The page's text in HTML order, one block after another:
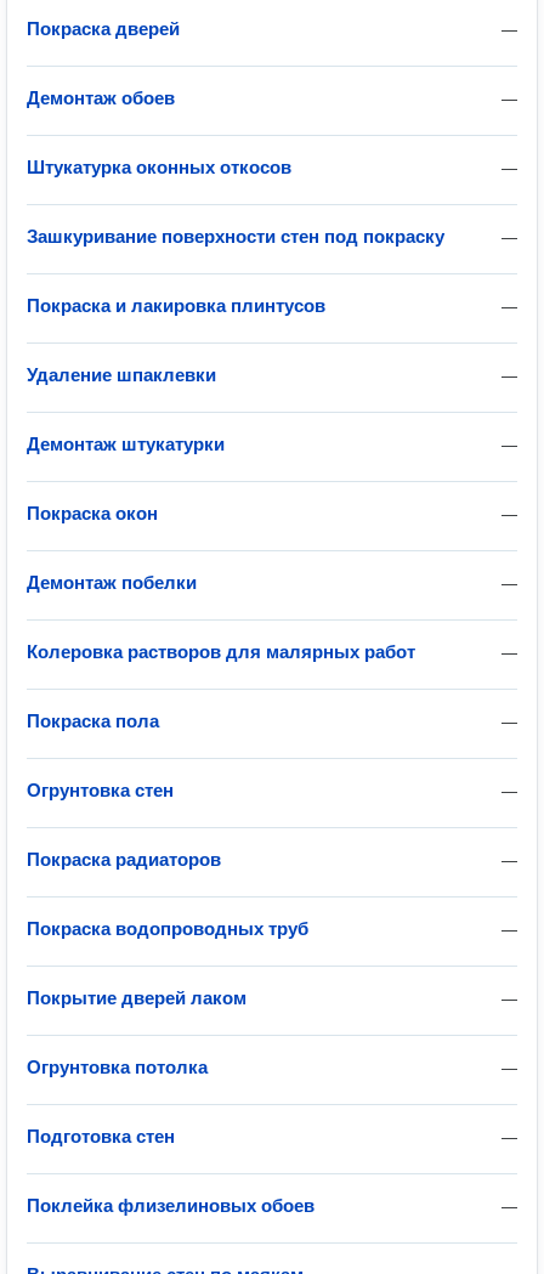
—
Покраска дверей
—
Демонтаж обоев
—
Штукатурка оконных откосов
—
Зашкуривание поверхности стен под покраску
—
Покраска и лакировка плинтусов
—
Удаление шпаклевки
—
Демонтаж штукатурки
—
Покраска окон
—
Демонтаж побелки
—
Колеровка растворов для малярных работ
—
Покраска пола
—
Огрунтовка стен
—
Покраска радиаторов
—
Покраска водопроводных труб
—
Покрытие дверей лаком
—
Огрунтовка потолка
—
Подготовка стен
—
Поклейка флизелиновых обоев